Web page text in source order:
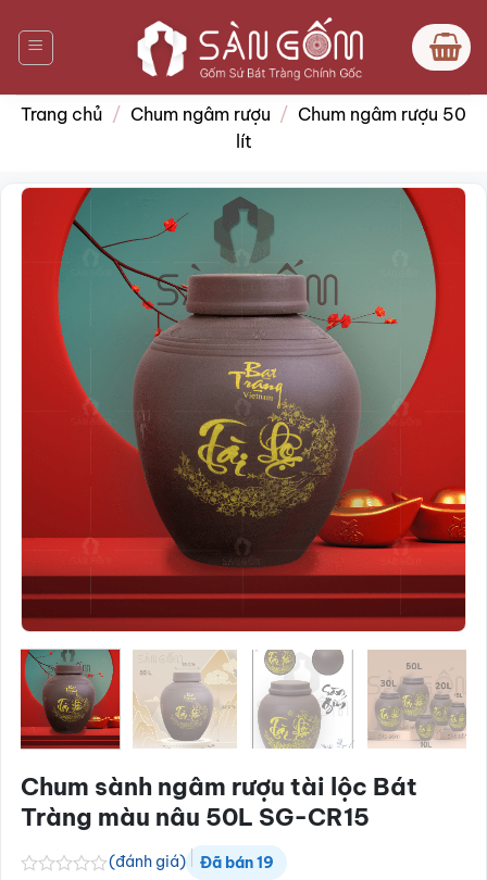
qua
nội
dung
Trang chủ / Chum ngâm rượu / Chum ngâm rượu 50
lít
Chum sành ngâm rượu tài lộc Bát
Tràng màu nâu 50L SG-CR15
(đánh giá) Đã bán19